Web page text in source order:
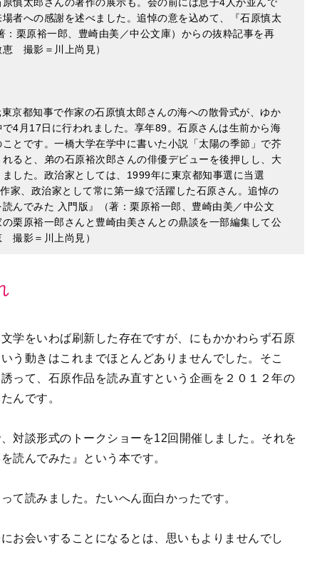
京都知事で作家の石原慎太郎さんの海への散骨式が、ゆか
ると、弟の石原裕次郎さんの俳優デビューを後押しし、大
した。政治家としては、1999年に東京都知事選に当選
家、政治家として常に第一線で活躍した石原さん。追悼の
んでみた 入門版』（著：栗原裕一郎、豊崎由美／中公文
栗原裕一郎さんと豊崎由美さんとの鼎談を一部編集して公
撮影＝川上尚見）
れ
う動きはこれまでほとんどありませんでした。そこ
んです。
談形式のトークショーを12回開催しました。それを
読んでみた』という本です。
読みました。たいへん面白かったです。
のはむろん小説が中心ですが、石原さんは戦後芸能界
て、映画や演劇だけでなく、作詞作曲、歌手活動まで